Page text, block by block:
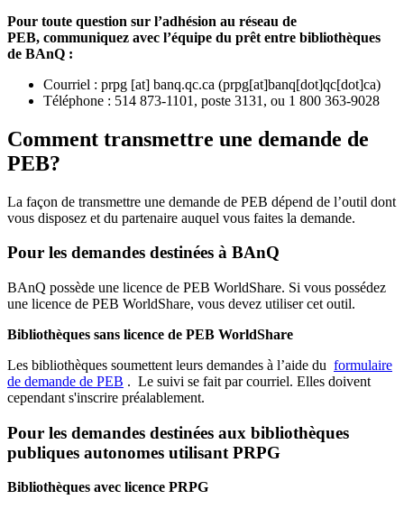
Pour toute question sur l’adhésion au réseau de
PEB, communiquez avec l’équipe du prêt entre bibliothèques
de BAnQ :
Courriel : prpg [at] banq.qc.ca (prpg[at]banq[dot]qc[dot]ca)
Téléphone : 514 873-1101, poste 3131, ou 1 800 363-9028
Comment transmettre une demande de
PEB?
La façon de transmettre une demande de PEB dépend de l’outil dont
vous disposez et du partenaire auquel vous faites la demande.
Pour les demandes destinées à BAnQ
BAnQ possède une licence de PEB WorldShare. Si vous possédez
une licence de PEB WorldShare, vous devez utiliser cet outil.
Bibliothèques sans licence de PEB WorldShare
Les bibliothèques soumettent leurs demandes à l’aide du formulaire
de demande de PEB . Le suivi se fait par courriel. Elles doivent
cependant s'inscrire préalablement.
Pour les demandes destinées aux bibliothèques
publiques autonomes utilisant PRPG
Bibliothèques avec licence PRPG